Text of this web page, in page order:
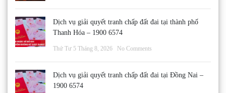
Dịch vụ giải quyết tranh chấp đất đai tại thành phố
Thanh Hóa – 1900 6574
Thứ Tư 5 Tháng 8, 2026 No Comments
Dịch vụ giải quyết tranh chấp đất đai tại Đồng Nai –
1900 6574